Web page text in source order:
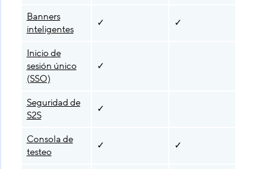
Banners
inteligentes
✓ ✓
Inicio de
sesión único
(SSO)
✓
Seguridad de
S2S
✓
Consola de
testeo
✓ ✓